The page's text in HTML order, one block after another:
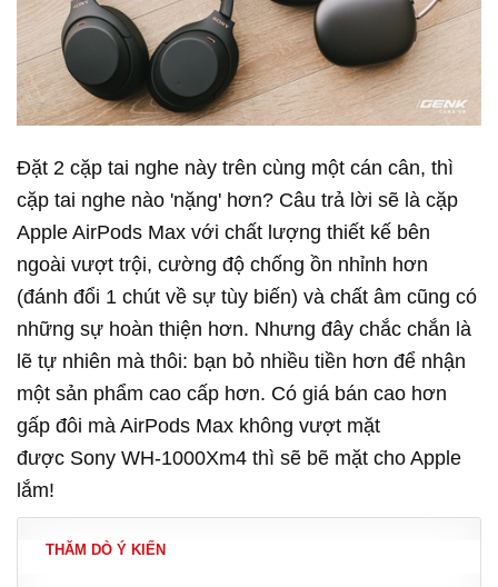
Đặt 2 cặp tai nghe này trên cùng một cán cân, thì
cặp tai nghe nào 'nặng' hơn? Câu trả lời sẽ là cặp
Apple AirPods Max với chất lượng thiết kế bên
ngoài vượt trội, cường độ chống ồn nhỉnh hơn
(đánh đổi 1 chút về sự tùy biến) và chất âm cũng có
những sự hoàn thiện hơn. Nhưng đây chắc chắn là
lẽ tự nhiên mà thôi: bạn bỏ nhiều tiền hơn để nhận
một sản phẩm cao cấp hơn. Có giá bán cao hơn
gấp đôi mà AirPods Max không vượt mặt
được Sony WH-1000Xm4 thì sẽ bẽ mặt cho Apple
lắm!
THĂM DÒ Ý KIẾN